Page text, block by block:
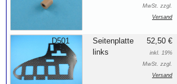
MwSt. zzgl.
Versand
D501
Seitenplatte
links
52,50 €
inkl. 19%
MwSt. zzgl.
Versand